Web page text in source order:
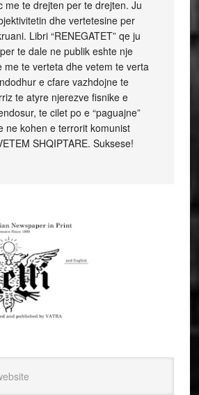
me te drejten per te drejten. Ju
dhe vertetesine per
Libri “RENEGATET” qe ju
te dale ne publik eshte nje
me te verteta dhe vetem te verta
e cfare vazhdojne te
te atyre njerezve fisnike e
te cilet po e “paguajne”
ne kohen e terrorit komunist
SHQIPTARE. Suksese!